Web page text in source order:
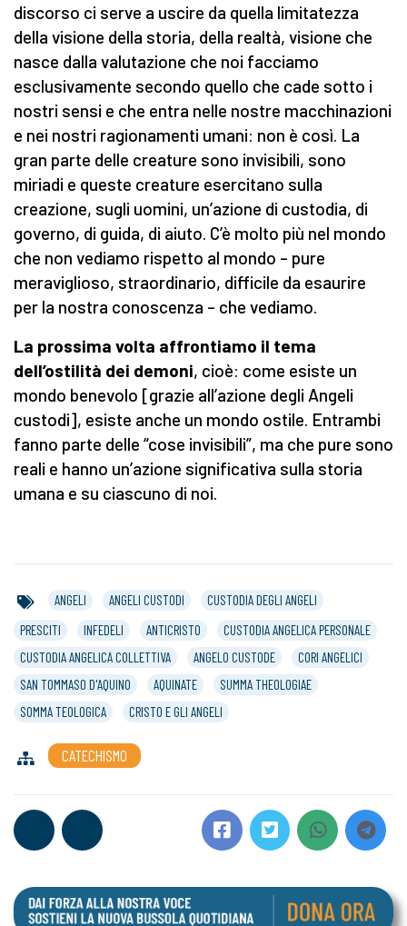
discorso ci serve a uscire da quella limitatezza
della visione della storia, della realtà, visione che
nasce dalla valutazione che noi facciamo
esclusivamente secondo quello che cade sotto i
nostri sensi e che entra nelle nostre macchinazioni
e nei nostri ragionamenti umani: non è così. La
gran parte delle creature sono invisibili, sono
miriadi e queste creature esercitano sulla
creazione, sugli uomini, un’azione di custodia, di
governo, di guida, di aiuto. C’è molto più nel mondo
che non vediamo rispetto al mondo – pure
meraviglioso, straordinario, difficile da esaurire
per la nostra conoscenza – che vediamo.
La prossima volta affrontiamo il tema
dell’ostilità dei demoni, cioè: come esiste un
mondo benevolo [grazie all’azione degli Angeli
custodi], esiste anche un mondo ostile. Entrambi
fanno parte delle “cose invisibili”, ma che pure sono
reali e hanno un’azione significativa sulla storia
umana e su ciascuno di noi.
ANGELI ANGELI CUSTODI
CUSTODIA DEGLI ANGELI
PRESCITI
INFEDELI ANTICRISTO
CUSTODIA ANGELICA PERSONALE
CUSTODIA ANGELICA COLLETTIVA
ANGELO CUSTODE
CORI ANGELICI
SAN TOMMASO D'AQUINO
AQUINATE
SUMMA THEOLOGIAE
SOMMA TEOLOGICA
CRISTO E GLI ANGELI
CATECHISMO